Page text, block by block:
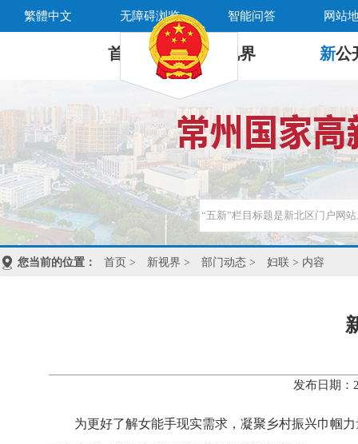
繁體中文 无障碍浏览 智能问答 网站
首 页 新 视界 新公
您当前的位置： 首页 > 新视界 > 部门动态 > 妇联 > 内容
发布日期：
为更好了解女能手现实需求，凝聚乡村振兴巾帼